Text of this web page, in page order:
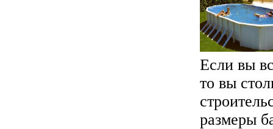
Если вы
то вы
размеры